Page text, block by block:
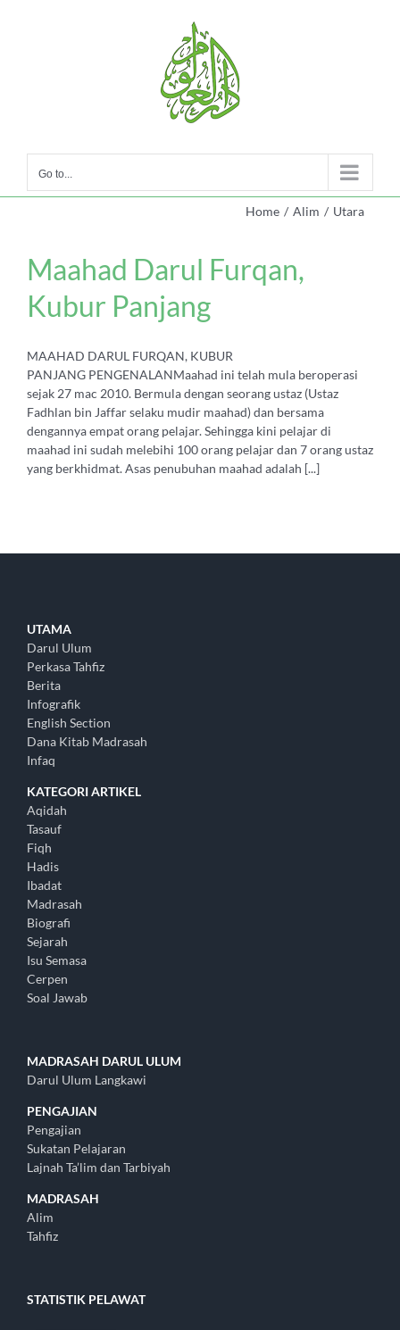
Go to...
Home / Alim / Utara
Maahad Darul Furqan,
Kubur Panjang
MAAHAD DARUL FURQAN, KUBUR
PANJANG PENGENALANMaahad ini telah mula beroperasi
sejak 27 mac 2010. Bermula dengan seorang ustaz (Ustaz
Fadhlan bin Jaffar selaku mudir maahad) dan bersama
dengannya empat orang pelajar. Sehingga kini pelajar di
maahad ini sudah melebihi 100 orang pelajar dan 7 orang ustaz
yang berkhidmat. Asas penubuhan maahad adalah [...]
UTAMA
Darul Ulum
Perkasa Tahfiz
Berita
Infografik
English Section
Dana Kitab Madrasah
Infaq
KATEGORI ARTIKEL
Aqidah
Tasauf
Fiqh
Hadis
Ibadat
Madrasah
Biografi
Sejarah
Isu Semasa
Cerpen
Soal Jawab
MADRASAH DARUL ULUM
Darul Ulum Langkawi
PENGAJIAN
Pengajian
Sukatan Pelajaran
Lajnah Ta’lim dan Tarbiyah
MADRASAH
Alim
Tahfiz
STATISTIK PELAWAT